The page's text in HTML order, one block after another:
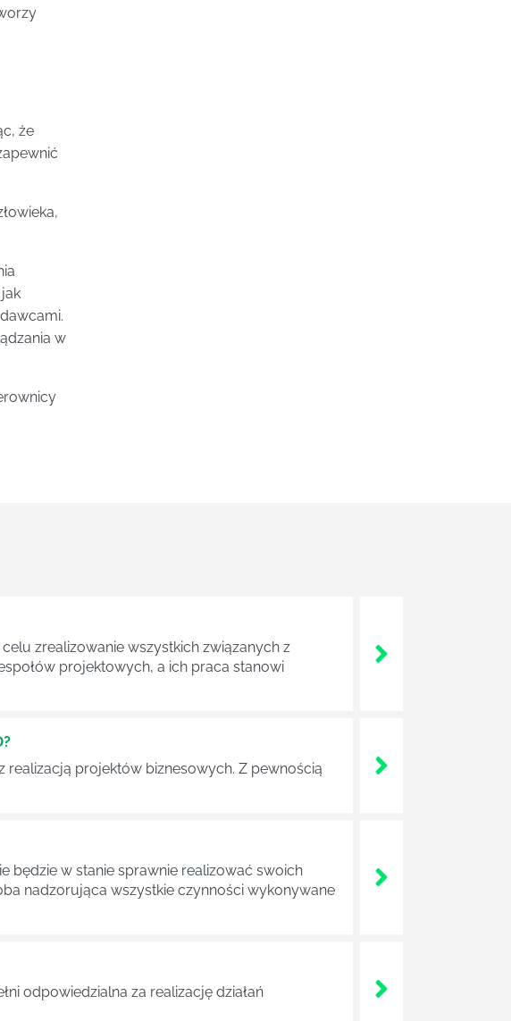
że
w
zrealizowanie wszystkich związanych z
projektowych, a ich praca stanowi
realizacją projektów biznesowych. Z pewnością
będzie w stanie sprawnie realizować swoich
nadzorująca wszystkie czynności wykonywane
odpowiedzialna za realizację działań